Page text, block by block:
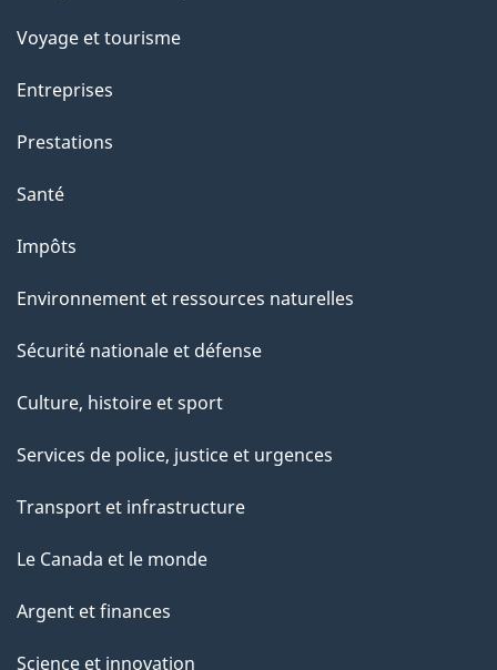
Voyage et tourisme
Entreprises
Prestations
Santé
Impôts
Environnement et ressources naturelles
Sécurité nationale et défense
Culture, histoire et sport
Services de police, justice et urgences
Transport et infrastructure
Le Canada et le monde
Argent et finances
Science et innovation